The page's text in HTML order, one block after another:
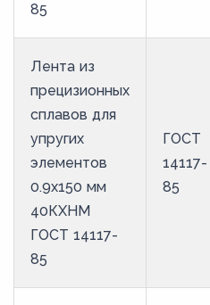
85
Лента из
прецизионных
сплавов для
упругих
элементов
0.9x150 мм
40КХНМ
ГОСТ 14117-
85
ГОСТ
14117-
85